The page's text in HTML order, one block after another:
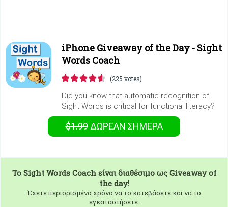
iPhone Giveaway of the Day - Sight
Words Coach
(225 votes)
Did you know that automatic recognition of
Sight Words is critical for functional literacy?
$1.99 ΔΩΡΕΑΝ ΣΉΜΕΡΑ
To Sight Words Coachείναι διαθέσιμο ως Giveaway of
the day!
Έχετε περιορισμένο χρόνο να το κατεβάσετε και να το
εγκαταστήσετε.